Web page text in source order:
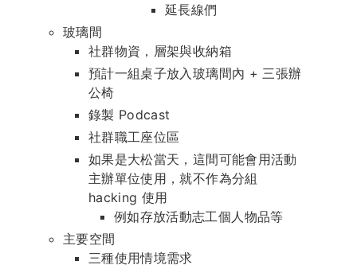
延長線們
玻璃間
社群物資，層架與收納箱
預計一組桌子放入玻璃間內 + 三張辦
公椅
錄製 Podcast
社群職工座位區
如果是大松當天，這間可能會用活動
主辦單位使用，就不作為分組
hacking 使用
例如存放活動志工個人物品等
主要空間
三種使用情境需求